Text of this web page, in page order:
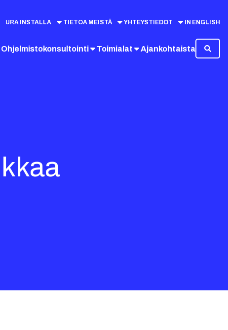
URA INSTALLA TIETOA MEISTÄ YHTEYSTIEDOT IN ENGLISH
Ohjelmistokonsultointi Toimialat Ajankohtaista